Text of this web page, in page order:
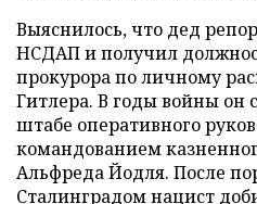
Выяснилось, что дед
НСДАП и получил
прокурора по личному
Гитлера. В годы войны он
штабе оперативного
командованием
Альфреда Йодля. После
Сталинградом нацист